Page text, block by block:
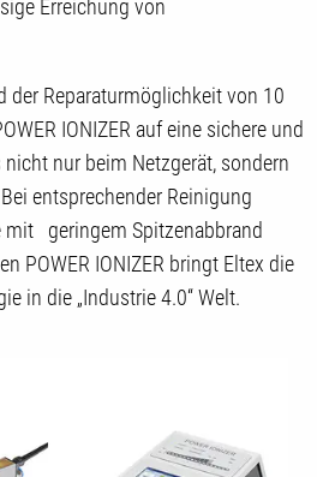
Erreichung von
der Reparaturmöglichkeit von 10
IONIZER auf eine sichere und
nur beim Netzgerät, sondern
entsprechender Reinigung
mit geringem Spitzenabbrand
POWER IONIZER bringt Eltex die
in die „Industrie 4.0“ Welt.